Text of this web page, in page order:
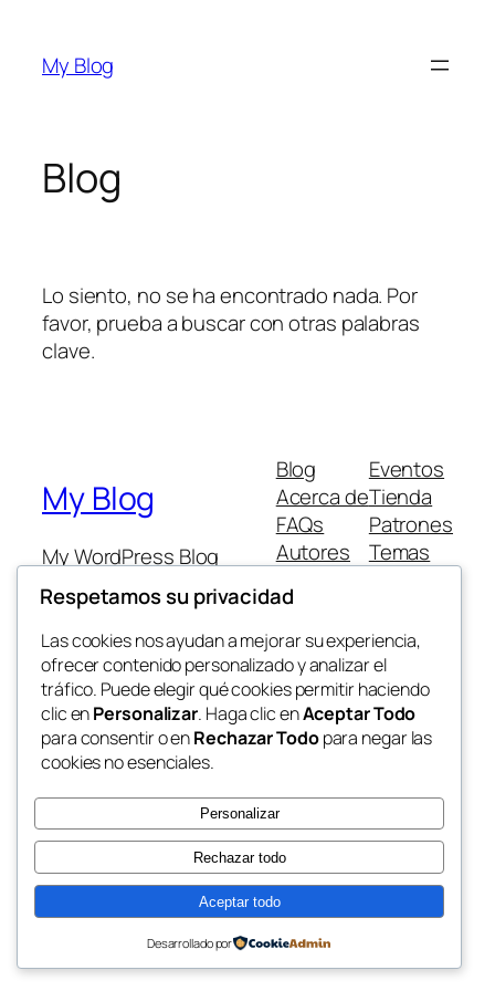
contenido
My Blog
Blog
Lo siento, no se ha encontrado nada. Por
favor, prueba a buscar con otras palabras
clave.
My Blog
My WordPress Blog
Blog
Acerca de
FAQs
Autores
Eventos
Tienda
Patrones
Temas
Twenty Twenty-Five Diseñado conWordPress
Respetamos su privacidad
Las cookies nos ayudan a mejorar su experiencia,
ofrecer contenido personalizado y analizar el
tráfico. Puede elegir qué cookies permitir haciendo
clic enPersonalizar. Haga clic enAceptar Todo
para consentir o enRechazar Todopara negar las
cookies no esenciales.
Personalizar
Rechazar todo
Aceptar todo
Desarrollado por